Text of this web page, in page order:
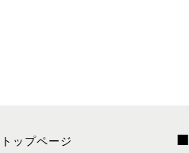
トップページ